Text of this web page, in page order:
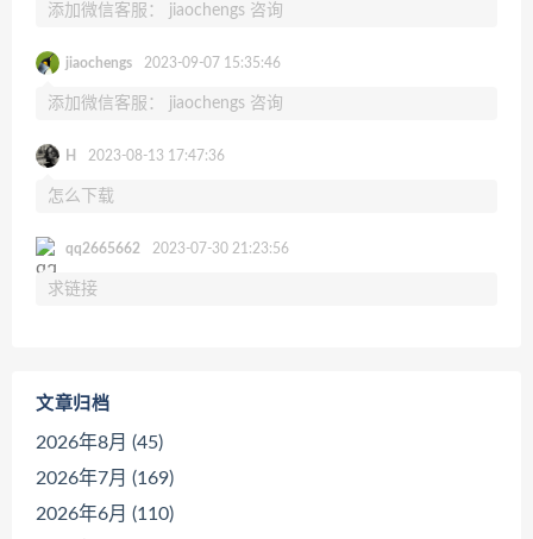
添加微信客服： jiaochengs 咨询
jiaochengs 2023-09-07 15:35:46
添加微信客服： jiaochengs 咨询
H 2023-08-13 17:47:36
怎么下载
qq2665662 2023-07-30 21:23:56
求链接
文章归档
2026年8月 (45)
2026年7月 (169)
2026年6月 (110)